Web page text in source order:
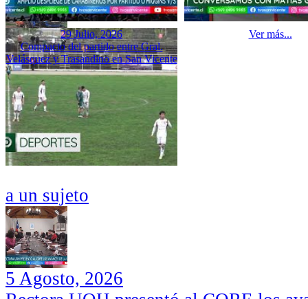
29 Julio, 2026
Compacto del partido entre Gral.
Velásquez y Trasandino en San Vicente
Ver más...
a un sujeto
5 Agosto, 2026